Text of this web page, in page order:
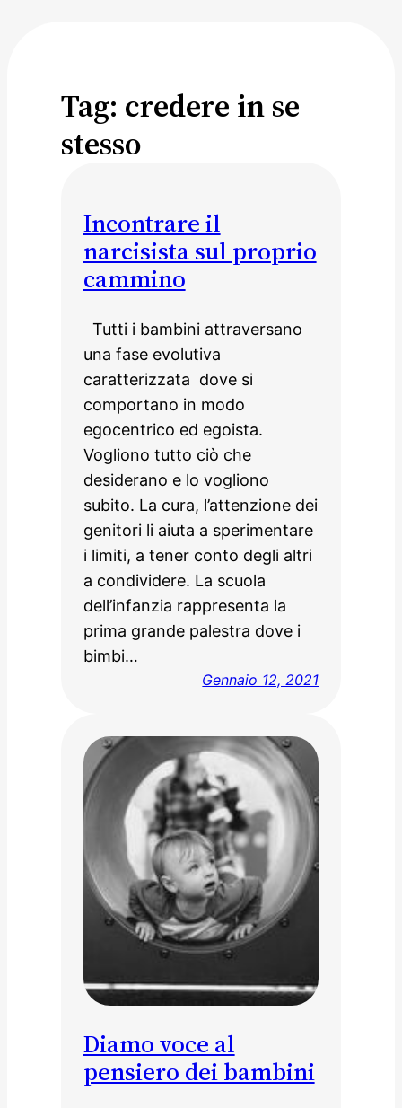
Tag: credere in se
stesso
Incontrare il
narcisista sul proprio
cammino
Tutti i bambini attraversano
una fase evolutiva
caratterizzata dove si
comportano in modo
egocentrico ed egoista.
Vogliono tutto ciò che
desiderano e lo vogliono
subito. La cura, l’attenzione dei
genitori li aiuta a sperimentare
i limiti, a tener conto degli altri
a condividere. La scuola
dell’infanzia rappresenta la
prima grande palestra dove i
bimbi…
Gennaio 12, 2021
Diamo voce al
pensiero dei bambini